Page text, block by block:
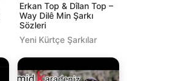
Erkan Top & Dîlan Top –
Way Dilê Min Şarkı
Sözleri
Yeni Kürtçe Şarkılar